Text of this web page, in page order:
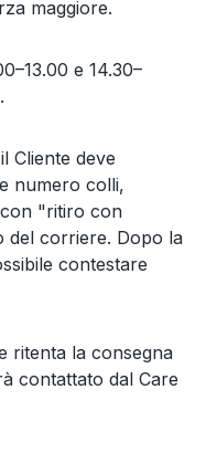
maggiore.
e 14.30–
Cliente deve
numero colli,
"ritiro con
del corriere. Dopo la
contestare
ritenta la consegna
contattato dal Care